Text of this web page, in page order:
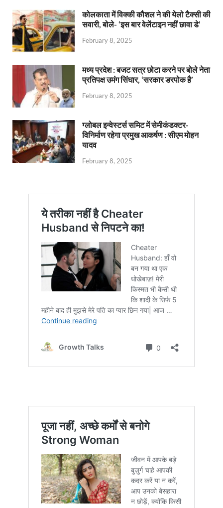
कोलकाता में विक्की कौशल ने की येलो टैक्सी की
सवारी, बोले- ‘इस बार वेलेंटाइन नहीं छावा डे’
February 8, 2025
मध्य प्रदेश : बजट सत्र छोटा करने पर बोले नेता
प्रतिपक्ष उमंग सिंघार, ‘सरकार डरपोक है’
February 8, 2025
ग्लोबल इन्वेस्टर्स समिट में सेमीकंडक्टर-
विनिर्माण रहेगा प्रमुख आकर्षण : सीएम मोहन
यादव
February 8, 2025